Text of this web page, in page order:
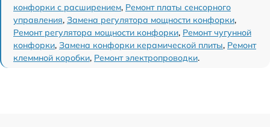
конфорки с расширением, Ремонт платы сенсорного
управления, Замена регулятора мощности конфорки,
Ремонт регулятора мощности конфорки, Ремонт чугунной
конфорки, Замена конфорки керамической плиты, Ремонт
клеммной коробки, Ремонт электропроводки.